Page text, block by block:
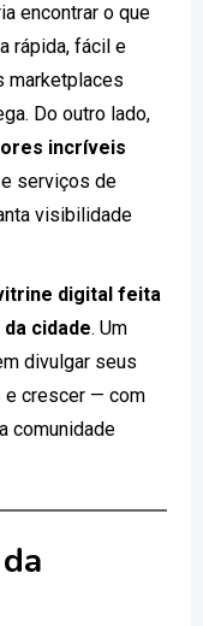
encontrar o que
rápida, fácil e
marketplaces
Do outro lado,
incríveis
serviços de
visibilidade
digital feita
cidade. Um
divulgar seus
e crescer — com
comunidade